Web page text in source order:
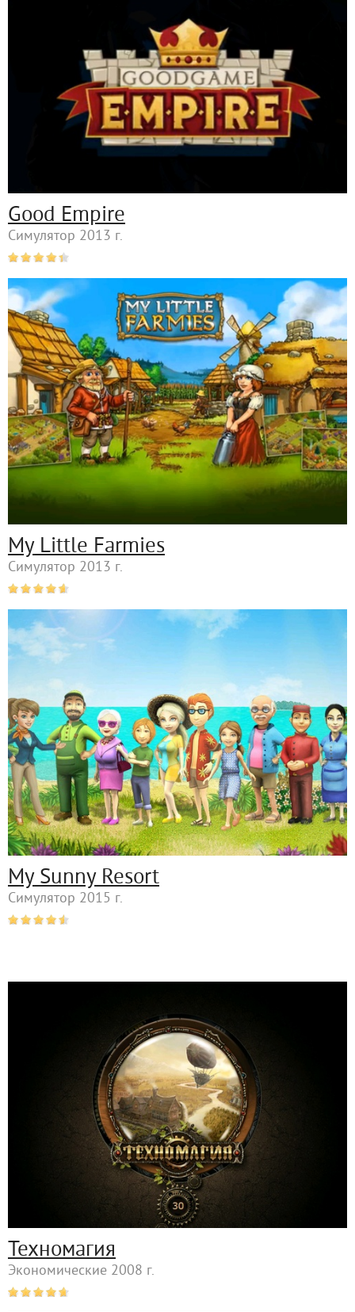
Good Empire
Симулятор 2013 г.
My Little Farmies
Симулятор 2013 г.
My Sunny Resort
Симулятор 2015 г.
Техномагия
Экономические 2008 г.